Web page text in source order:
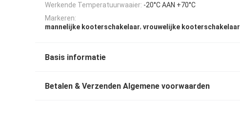
Werkende Temperatuurwaaier: -20°C AAN +70°C
Markeren:
mannelijke kooterschakelaar, vrouwelijke kooterschakelaar
Basis informatie
Betalen & Verzenden Algemene voorwaarden